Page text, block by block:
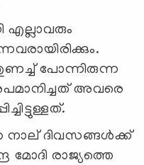
എല്ലാവരും
പോന്നിരുന്ന
അവരെ
ദിവസങ്ങള്‍ക്ക്
മോദി രാജ്യത്തെ